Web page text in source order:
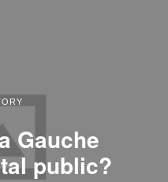
Gauche
public?